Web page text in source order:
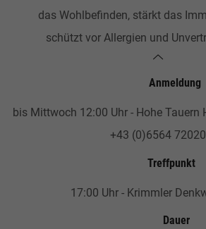
das Wohlbefinden, stärkt das
schützt vor Allergien und
Anmeldung
bis Mittwoch 12:00 Uhr - Hohe Tauern
+43 (0)6564 72020
Treffpunkt
17:00 Uhr - Krimmler
Dauer